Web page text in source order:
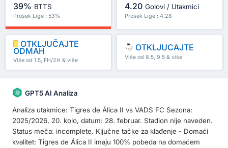
39% BTTS
Prosek Lige : 53%
4.20 Golovi / Utakmici
Prosek Lige : 4.28
OTKLJUČAJTE
ODMAH
Više od 1.5, FH/2H & više
OTKLJUCAJTE
Više od 8.5, 9.5 & više
GPT5 AI Analiza
Analiza utakmice: Tigres de Álica II vs VADS FC Sezona:
2025/2026, 20. kolo, datum: 28. februar. Stadion nije naveden.
Status meča: incomplete. Ključne tačke za klađenje - Domaći
kvalitet: Tigres de Álica II imaju 100% pobeda na domaćem